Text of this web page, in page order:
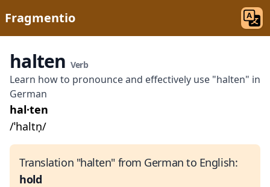
Fragmentio
halten Verb
Learn how to pronounce and effectively use "halten" in
German
hal·ten
/ˈhaltn̩/
Translation "halten" from German to English:
hold